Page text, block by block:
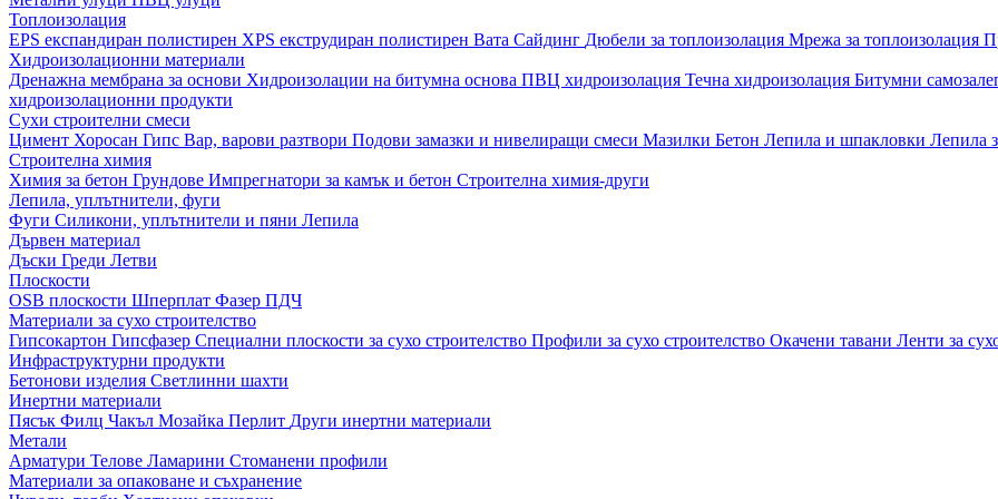
Топлоизолация
EPS експандиран полистирен XPS екструдиран полистирен Вата Сайдинг Дюбели за топлоизолация Мрежа за топлоизолация
Хидроизолационни материали
Дренажна мембрана за основи Хидроизолации на битумна основа ПВЦ хидроизолация Течна хидроизолация Битумни
хидроизолационни продукти
Сухи строителни смеси
Цимент Хоросан Гипс Вар, варови разтвори Подови замазки и нивелиращи смеси Мазилки Бетон Лепила и шпакловки Лепила
Строителна химия
Химия за бетон Грундове Импрегнатори за камък и бетон Строителна химия-други
Лепила, уплътнители, фуги
Фуги Силикони, уплътнители и пяни Лепила
Дървен материал
Дъски Греди Летви
Плоскости
OSB плоскости Шперплат Фазер ПДЧ
Материали за сухо строителство
Гипсокартон Гипсфазер Специални плоскости за сухо строителство Профили за сухо строителство Окачени тавани Ленти за
Инфраструктурни продукти
Бетонови изделия Светлинни шахти
Инертни материали
Пясък Филц Чакъл Мозайкa Перлит Други инертни материали
Метали
Арматури Телове Ламарини Стоманени профили
Материали за опаковане и съхранение